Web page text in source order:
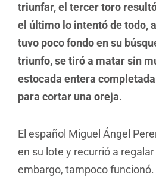
triunfar, el tercer toro
el último lo intentó de todo,
tuvo poco fondo en su
triunfo, se tiró a matar sin
estocada entera
para cortar una oreja.
El español Miguel Ángel
en su lote y recurrió a
embargo, tampoco funcionó.